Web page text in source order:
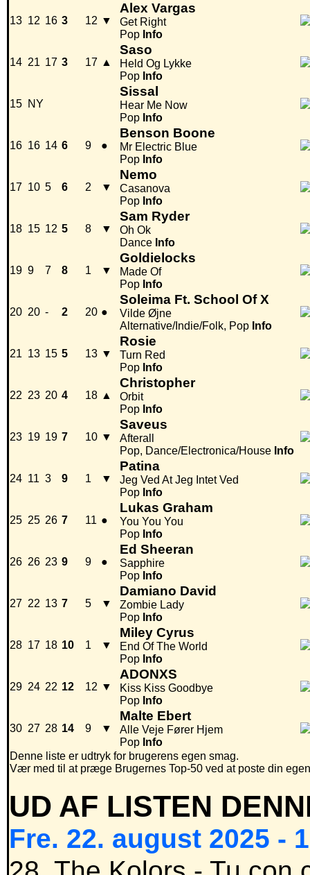
13 12 16 3 12 ▼
Alex Vargas
Get Right
Pop Info
14 21 17 3 17 ▲
Saso
Held Og Lykke
Pop Info
15 NY
Sissal
Hear Me Now
Pop Info
16 16 14 6 9 ●
Benson Boone
Mr Electric Blue
Pop Info
17 10 5 6 2 ▼
Nemo
Casanova
Pop Info
18 15 12 5 8 ▼
Sam Ryder
Oh Ok
Dance Info
19 9 7 8 1 ▼
Goldielocks
Made Of
Pop Info
20 20 - 2 20 ●
Soleima Ft. School Of X
Vilde Øjne
Alternative/Indie/Folk, Pop Info
21 13 15 5 13 ▼
Rosie
Turn Red
Pop Info
22 23 20 4 18 ▲
Christopher
Orbit
Pop Info
23 19 19 7 10 ▼
Saveus
Afterall
Pop, Dance/Electronica/House Info
24 11 3 9 1 ▼
Patina
Jeg Ved At Jeg Intet Ved
Pop Info
25 25 26 7 11 ●
Lukas Graham
You You You
Pop Info
26 26 23 9 9 ●
Ed Sheeran
Sapphire
Pop Info
27 22 13 7 5 ▼
Damiano David
Zombie Lady
Pop Info
28 17 18 10 1 ▼
Miley Cyrus
End Of The World
Pop Info
29 24 22 12 12 ▼
ADONXS
Kiss Kiss Goodbye
Pop Info
30 27 28 14 9 ▼
Malte Ebert
Alle Veje Fører Hjem
Pop Info
Denne liste er udtryk for brugerens egen smag.
Vær med til at præge Brugernes Top-50 ved at poste din
UD AF LISTEN
Fre. 22. august 2025 -